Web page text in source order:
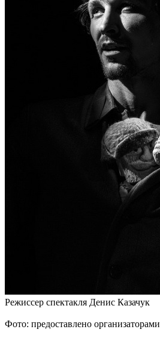
Режиссер спектакля Денис Казачук
Фото: предоставлено организаторами